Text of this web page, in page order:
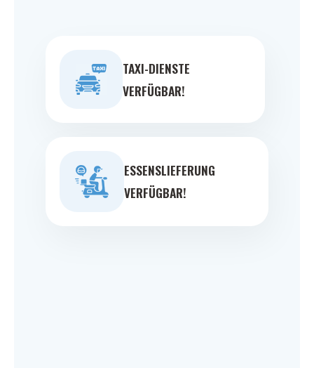
TAXI-DIENSTE
VERFÜGBAR!
ESSENSLIEFERUNG
VERFÜGBAR!